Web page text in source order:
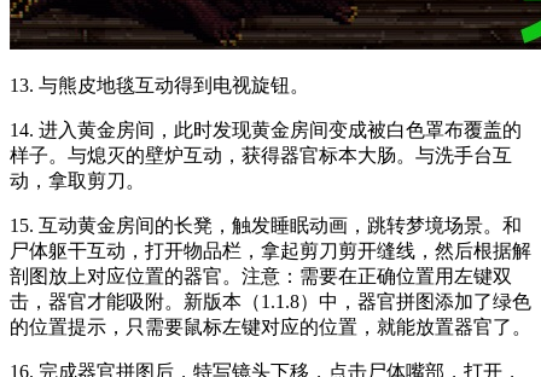
13. 与熊皮地毯互动得到电视旋钮。
14. 进入黄金房间，此时发现黄金房间变成被白色罩布覆盖的
样子。与熄灭的壁炉互动，获得器官标本大肠。与洗手台互
动，拿取剪刀。
15. 互动黄金房间的长凳，触发睡眠动画，跳转梦境场景。和
尸体躯干互动，打开物品栏，拿起剪刀剪开缝线，然后根据解
剖图放上对应位置的器官。注意：需要在正确位置用左键双
击，器官才能吸附。新版本（1.1.8）中，器官拼图添加了绿色
的位置提示，只需要鼠标左键对应的位置，就能放置器官了。
16. 完成器官拼图后，特写镜头下移，点击尸体嘴部，打开，